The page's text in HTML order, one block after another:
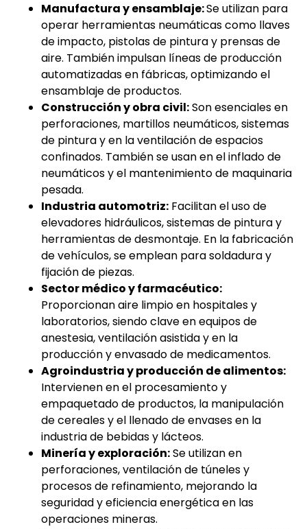
Manufactura y ensamblaje:Se utilizan para
operar herramientas neumáticas como llaves
de impacto, pistolas de pintura y prensas de
aire. También impulsan líneas de producción
automatizadas en fábricas, optimizando el
ensamblaje de productos.
Construcción y obra civil:Son esenciales en
perforaciones, martillos neumáticos, sistemas
de pintura y en la ventilación de espacios
confinados. También se usan en el inflado de
neumáticos y el mantenimiento de maquinaria
pesada.
Industria automotriz: Facilitan el uso de
elevadores hidráulicos, sistemas de pintura y
herramientas de desmontaje. En la fabricación
de vehículos, se emplean para soldadura y
fijación de piezas.
Sector médico y farmacéutico:
Proporcionan aire limpio en hospitales y
laboratorios, siendo clave en equipos de
anestesia, ventilación asistida y en la
producción y envasado de medicamentos.
Agroindustria y producción de alimentos:
Intervienen en el procesamiento y
empaquetado de productos, la manipulación
de cereales y el llenado de envases en la
industria de bebidas y lácteos.
Minería y exploración:Se utilizan en
perforaciones, ventilación de túneles y
procesos de refinamiento, mejorando la
seguridad y eficiencia energética en las
operaciones mineras.